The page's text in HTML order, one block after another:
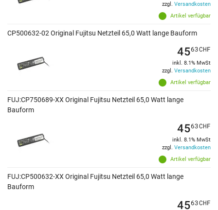
Artikel verfügbar
zzgl. Versandkosten
CP500632-02 Original Fujitsu Netzteil 65,0 Watt lange Bauform
Artikel verfügbar
4563CHF
inkl. 8.1% MwSt
zzgl. Versandkosten
FUJ:CP750689-XX Original Fujitsu Netzteil 65,0 Watt lange
Bauform
Artikel verfügbar
4563CHF
inkl. 8.1% MwSt
zzgl. Versandkosten
FUJ:CP500632-XX Original Fujitsu Netzteil 65,0 Watt lange
Bauform
4563CHF